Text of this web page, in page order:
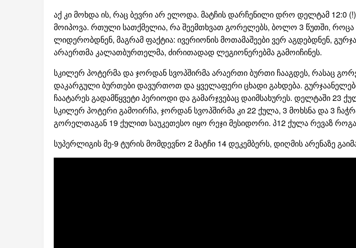
აქ კი მოხდა ის, რაც ბევრი არ ელოდა. მატჩის დარჩენილი დრო დელტამ 12:0
მოიპოვა. რთული სათქმელია, რა შეემთხვათ გორელებს, ბოლო 3 წუთში, როცა
ლიდერობდნენ, მაგრამ ფაქტია: ივერიონის მოთამაშეები ვერ აგდებდნენ,
არაერთმა კალათბურთელმა, ძირითადად ლეგიონერებმა გამოიჩინეს.
სკილერ პოტერმა და ჯორდან სვოპშირმა არაერთი ბურთი ჩააგდეს, რასაც
დაკარგული ბურთები დავურთოთ და ყველაფერი ცხადი გახდება.
ჩაატარეს გადამწყვეტი პერიოდი და გამარჯვებაც დაიმსახურეს. დელტაში 23
სკილერ პოტერი გამოირჩა, ჯორდან სვოპშირმა კი 22 ქულა, 3 მოხსნა და 3
გორელთაგან 19 ქულით საუკეთესო იყო რეჯი მესიდორი. პ12 ქულა რევაზ
სუპერლიგის მე-9 ტურის მომდევნო 2 მატჩი 14 დეკემბერს, დიღმის არენაზე